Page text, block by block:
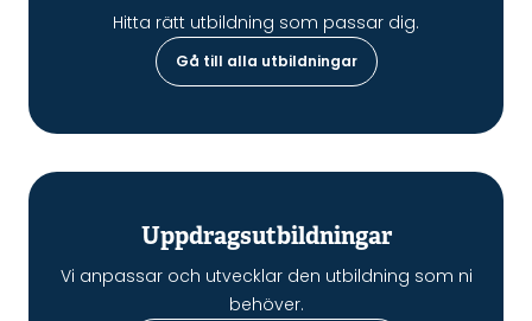
Hitta rätt utbildning som passar dig.
Gå till alla utbildningar
Uppdragsutbildningar
Vi anpassar och utvecklar den utbildning som ni
behöver.